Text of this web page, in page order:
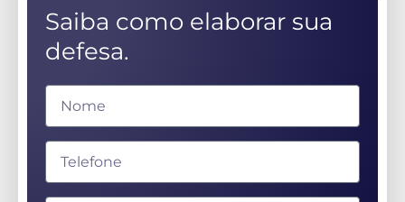
Saiba como elaborar sua
defesa.